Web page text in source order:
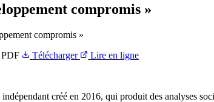
compromis »
compromis »
PDF Télécharger
Lire en ligne
créé en 2016, qui produit des analyses